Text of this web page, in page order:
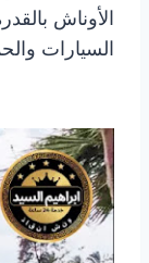
الأوناش
السيارات